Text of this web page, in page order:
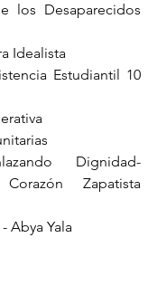
los Desaparecidos
Idealista
Estudiantil 10
Dignidad-
Zapatista
Abya Yala